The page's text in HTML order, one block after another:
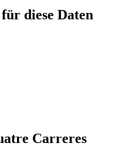
diese Daten
Carreres